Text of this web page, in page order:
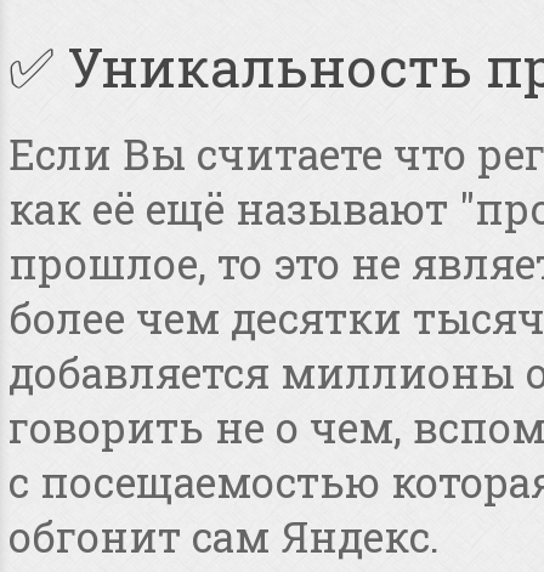
✅ Уникальность
Если Вы считаете что
как её ещё называют
прошлое, то это не
более чем десятки
добавляется миллионы
говорить не о чем,
с посещаемостью
обгонит сам Яндекс.